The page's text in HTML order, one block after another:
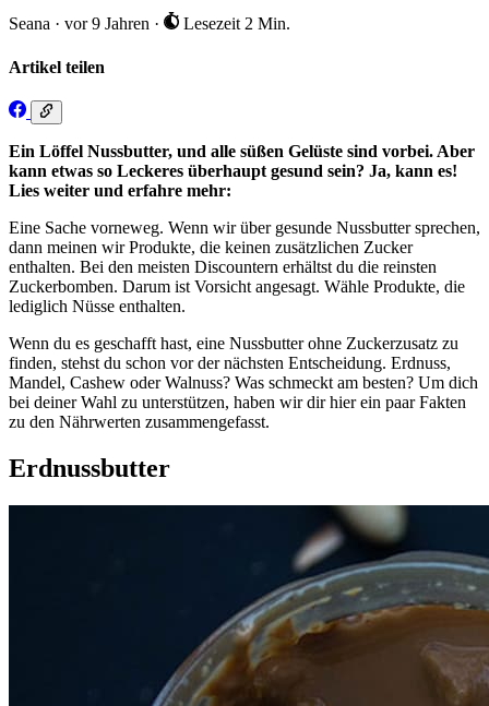
Seana · vor 9 Jahren · Lesezeit 2 Min.
Artikel teilen
Ein Löffel Nussbutter, und alle süßen Gelüste sind vorbei. Aber
kann etwas so Leckeres überhaupt gesund sein? Ja, kann es!
Lies weiter und erfahre mehr:
Eine Sache vorneweg. Wenn wir über gesunde Nussbutter sprechen,
dann meinen wir Produkte, die keinen zusätzlichen Zucker
enthalten. Bei den meisten Discountern erhältst du die reinsten
Zuckerbomben. Darum ist Vorsicht angesagt. Wähle Produkte, die
lediglich Nüsse enthalten.
Wenn du es geschafft hast, eine Nussbutter ohne Zuckerzusatz zu
finden, stehst du schon vor der nächsten Entscheidung. Erdnuss,
Mandel, Cashew oder Walnuss? Was schmeckt am besten? Um dich
bei deiner Wahl zu unterstützen, haben wir dir hier ein paar Fakten
zu den Nährwerten zusammengefasst.
Erdnussbutter